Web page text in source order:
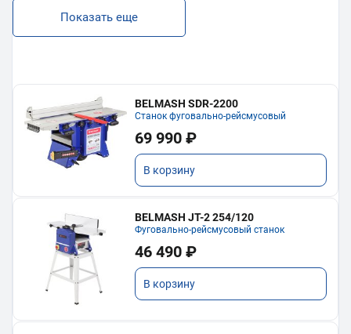
Показать еще
BELMASH SDR-2200
Станок фуговально-рейсмусовый
69 990 ₽
В корзину
BELMASH JT-2 254/120
Фуговально-рейсмусовый станок
46 490 ₽
В корзину